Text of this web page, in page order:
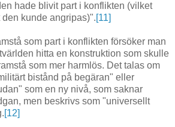
hade blivit part i konflikten (vilket
kunde angripas)".[11]
som part i konflikten försöker man
hitta en konstruktion som skulle
som mer harmlös. Det talas om
bistånd på begäran" eller
som en ny nivå, som saknar
men beskrivs som "universellt
[12]